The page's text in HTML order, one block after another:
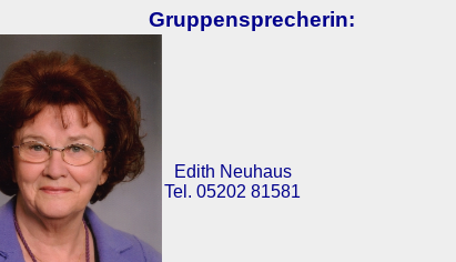
Gruppensprecherin:
Edith Neuhaus
Tel. 05202 81581